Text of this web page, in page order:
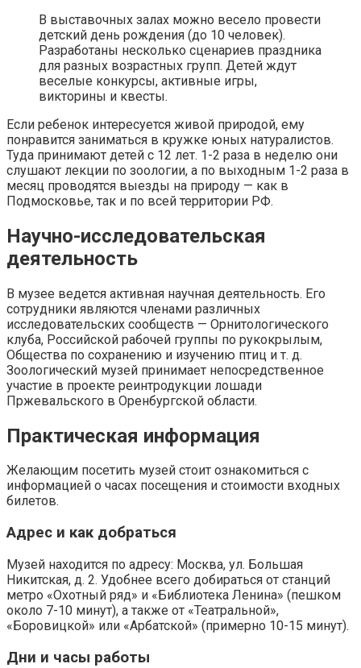
В выставочных залах можно весело провести
детский день рождения (до 10 человек).
Разработаны несколько сценариев праздника
для разных возрастных групп. Детей ждут
веселые конкурсы, активные игры,
викторины и квесты.
Если ребенок интересуется живой природой, ему
понравится заниматься в кружке юных натуралистов.
Туда принимают детей с 12 лет. 1-2 раза в неделю они
слушают лекции по зоологии, а по выходным 1-2 раза в
месяц проводятся выезды на природу — как в
Подмосковье, так и по всей территории РФ.
Научно-исследовательская
деятельность
В музее ведется активная научная деятельность. Его
сотрудники являются членами различных
исследовательских сообществ — Орнитологического
клуба, Российской рабочей группы по рукокрылым,
Общества по сохранению и изучению птиц и т. д.
Зоологический музей принимает непосредственное
участие в проекте реинтродукции лошади
Пржевальского в Оренбургской области.
Практическая информация
Желающим посетить музей стоит ознакомиться с
информацией о часах посещения и стоимости входных
билетов.
Адрес и как добраться
Музей находится по адресу: Москва, ул. Большая
Никитская, д. 2. Удобнее всего добираться от станций
метро «Охотный ряд» и «Библиотека Ленина» (пешком
около 7-10 минут), а также от «Театральной»,
«Боровицкой» или «Арбатской» (примерно 10-15 минут).
Дни и часы работы